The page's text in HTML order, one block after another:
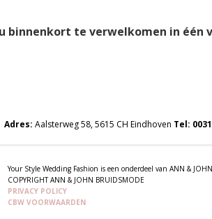
binnenkort te verwelkomen in één
Adres:Aalsterweg 58, 5615 CH Eindhoven Tel:
Your Style Wedding Fashion is een onderdeel van ANN &
COPYRIGHT ANN & JOHN BRUIDSMODE
PRIVACY POLICY
CBW VOORWAARDEN